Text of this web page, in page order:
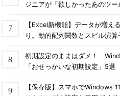
ジニアが「欲しかったあのツー
【Excel新機能】データが増え
り。動的配列関数とスピル演
初期設定のままはダメ！
「おせっかいな初期設定」5選
【保存版】スマホでWindows